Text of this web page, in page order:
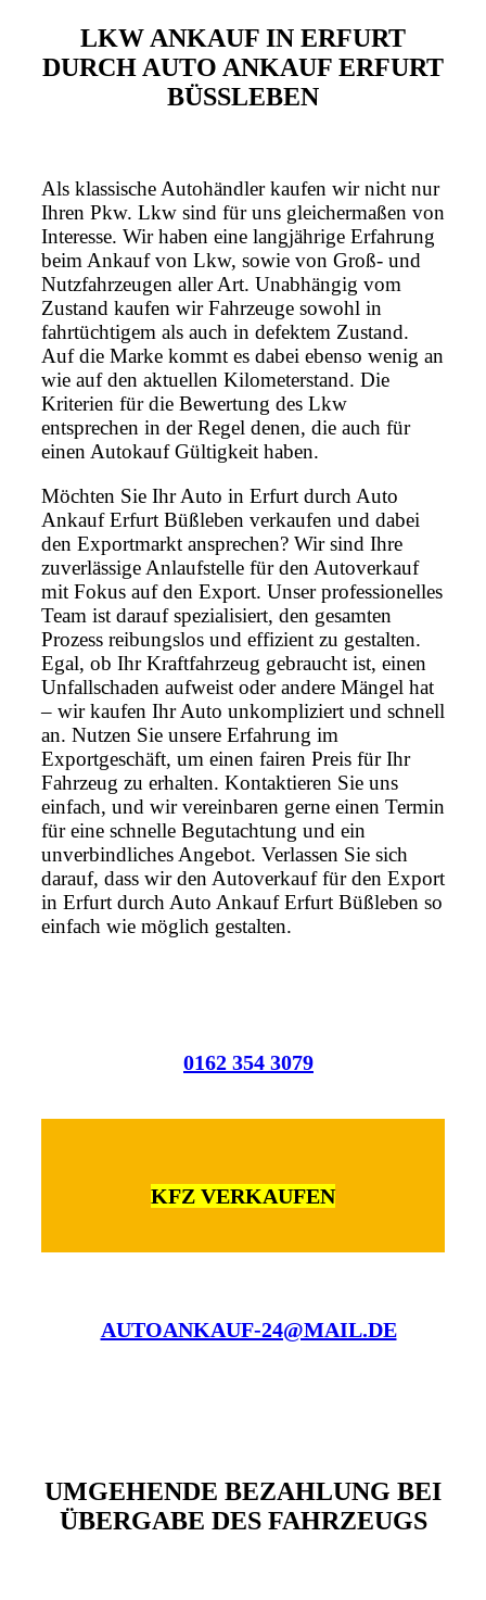
LKW ANKAUF IN ERFURT
DURCH AUTO ANKAUF ERFURT
BÜSSLEBEN
Als klassische Autohändler kaufen wir nicht nur
Ihren Pkw. Lkw sind für uns gleichermaßen von
Interesse. Wir haben eine langjährige Erfahrung
beim Ankauf von Lkw, sowie von Groß- und
Nutzfahrzeugen aller Art. Unabhängig vom
Zustand kaufen wir Fahrzeuge sowohl in
fahrtüchtigem als auch in defektem Zustand.
Auf die Marke kommt es dabei ebenso wenig an
wie auf den aktuellen Kilometerstand. Die
Kriterien für die Bewertung des Lkw
entsprechen in der Regel denen, die auch für
einen Autokauf Gültigkeit haben.
Möchten Sie Ihr Auto in Erfurt durch Auto
Ankauf Erfurt Büßleben verkaufen und dabei
den Exportmarkt ansprechen? Wir sind Ihre
zuverlässige Anlaufstelle für den Autoverkauf
mit Fokus auf den Export. Unser professionelles
Team ist darauf spezialisiert, den gesamten
Prozess reibungslos und effizient zu gestalten.
Egal, ob Ihr Kraftfahrzeug gebraucht ist, einen
Unfallschaden aufweist oder andere Mängel hat
– wir kaufen Ihr Auto unkompliziert und schnell
an. Nutzen Sie unsere Erfahrung im
Exportgeschäft, um einen fairen Preis für Ihr
Fahrzeug zu erhalten. Kontaktieren Sie uns
einfach, und wir vereinbaren gerne einen Termin
für eine schnelle Begutachtung und ein
unverbindliches Angebot. Verlassen Sie sich
darauf, dass wir den Autoverkauf für den Export
in Erfurt durch Auto Ankauf Erfurt Büßleben so
einfach wie möglich gestalten.
0162 354 3079
KFZ VERKAUFEN
AUTOANKAUF-24@MAIL.DE
UMGEHENDE BEZAHLUNG BEI
ÜBERGABE DES FAHRZEUGS